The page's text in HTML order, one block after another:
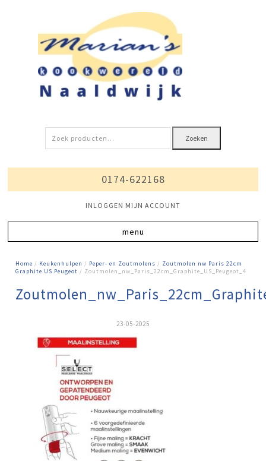
Zoeken
naar:
Zoeken
0174-622168
INLOGGEN MIJN ACCOUNT
Home / Keukenhulpen / Peper- en Zoutmolens / Zoutmolen nw Paris 22cm
Graphite US Peugeot / Zoutmolen_nw_Paris_22cm_Graphite_US_Peugeot_4
23-05-2025